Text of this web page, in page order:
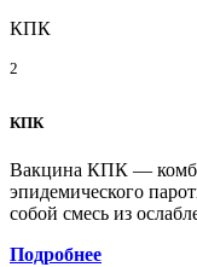
КПК
2
КПК
Вакцина КПК —
эпидемического
собой смесь из
Подробнее